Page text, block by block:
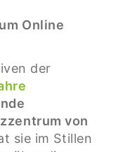
Online
der
von
sie im Stillen